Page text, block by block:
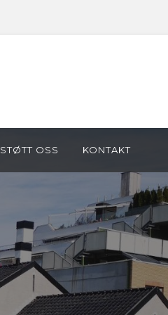
STØTT OSS KONTAKT